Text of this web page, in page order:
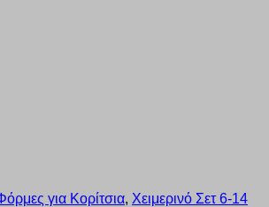
για Κορίτσια, Χειμερινό Σετ 6-14